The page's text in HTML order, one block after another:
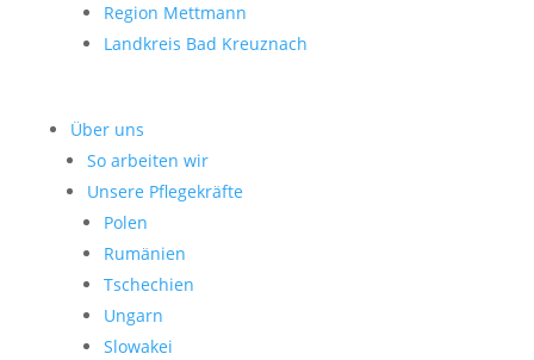
Region Mettmann
Landkreis Bad Kreuznach
Über uns
So arbeiten wir
Unsere Pflegekräfte
Polen
Rumänien
Tschechien
Ungarn
Slowakei